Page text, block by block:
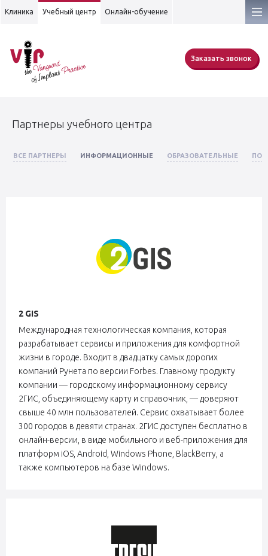
Клиника Учебный центр Онлайн-обучение
Заказать звонок
Партнеры учебного центра
ВСЕ ПАРТНЕРЫ ИНФОРМАЦИОННЫЕ ОБРАЗОВАТЕЛЬНЫЕ
2 GIS
Международная технологическая компания, которая
разрабатывает сервисы и приложения для комфортной
жизни в городе. Входит в двадцатку самых дорогих
компаний Рунета по версии Forbes. Главному продукту
компании — городскому информационному сервису
2ГИС, объединяющему карту и справочник, — доверяют
свыше 40 млн пользователей. Сервис охватывает более
300 городов в девяти странах. 2ГИС доступен бесплатно в
онлайн-версии, в виде мобильного и веб-приложения для
платформ iOS, Android, Windows Phone, BlackBerry, а
также компьютеров на базе Windows.